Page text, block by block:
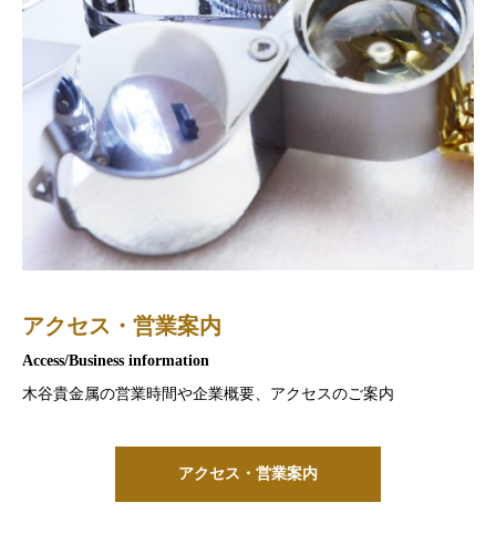
アクセス・営業案内
Access/Business information
木谷貴金属の営業時間や企業概要、アクセスのご案内
アクセス・営業案内
弊社掲載記事
Articles published by our company
これまでに紹介された弊社記事掲載のご案内
弊社掲載記事
金投資心得4ヶ条
4 rules for gold investment
当社オリジナルの金投資心得4ヶ条のご案内
金投資心得4ヶ条
お問い合わせ
Contact us
貴金属の事なら当社までお気軽にお問合せ下さいませ
お問い合わせ